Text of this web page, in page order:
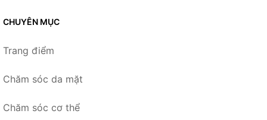
CHUYÊN MỤC
Trang điểm
Chăm sóc da mặt
Chăm sóc cơ thể